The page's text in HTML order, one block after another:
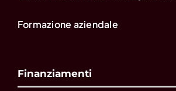
Formazione aziendale
Finanziamenti